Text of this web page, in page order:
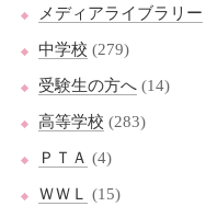
メディアライブラリー
中学校 (279)
受験生の方へ (14)
高等学校 (283)
ＰＴＡ (4)
ＷＷＬ (15)